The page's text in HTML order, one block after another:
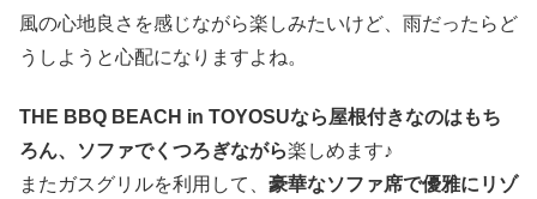
風の心地良さを感じながら楽しみたいけど、雨だったらど
うしようと心配になりますよね。
THE BBQ BEACH in TOYOSUなら屋根付きなのはもち
ろん、ソファでくつろぎながら楽しめます♪
またガスグリルを利用して、 豪華なソファ席で優雅にリゾ